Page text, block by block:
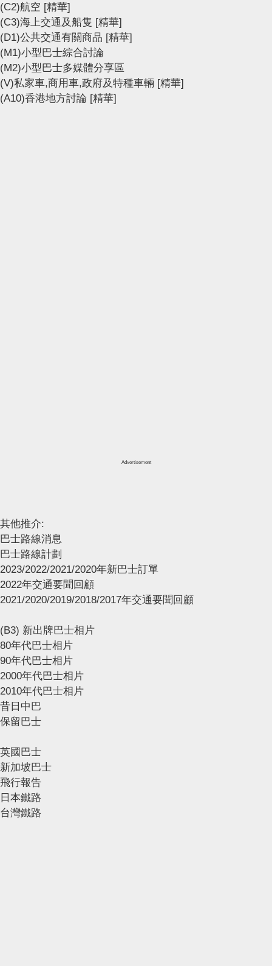
(C2)航空 [精華]
(C3)海上交通及船隻 [精華]
(D1)公共交通有關商品 [精華]
(M1)小型巴士綜合討論
(M2)小型巴士多媒體分享區
(V)私家車,商用車,政府及特種車輛 [精華]
(A10)香港地方討論 [精華]
Advertisement
其他推介:
巴士路線消息
巴士路線計劃
2023/2022/2021/2020年新巴士訂單
2022年交通要聞回顧
2021/2020/2019/2018/2017年交通要聞回顧
(B3) 新出牌巴士相片
80年代巴士相片
90年代巴士相片
2000年代巴士相片
2010年代巴士相片
昔日中巴
保留巴士
英國巴士
新加坡巴士
飛行報告
日本鐵路
台灣鐵路